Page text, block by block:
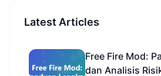
Latest Articles
Free Fire Mod:
dan Analisis